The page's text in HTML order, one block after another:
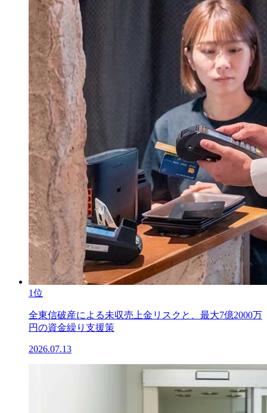
1位
全東信破産による未収売上金リスクと、最大7億2000万
円の資金繰り支援策
2026.07.13